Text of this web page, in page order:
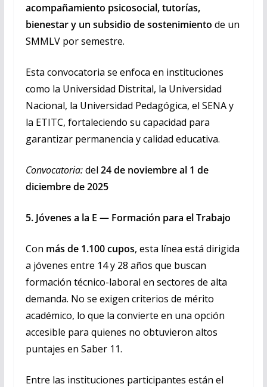
acompañamiento psicosocial, tutorías,
bienestar y un subsidio de sostenimiento de un
SMMLV por semestre.
Esta convocatoria se enfoca en instituciones
como la Universidad Distrital, la Universidad
Nacional, la Universidad Pedagógica, el SENA y
la ETITC, fortaleciendo su capacidad para
garantizar permanencia y calidad educativa.
Convocatoria:del 24 de noviembre al 1 de
diciembre de 2025
5. Jóvenes a la E — Formación para el Trabajo
Con más de 1.100 cupos, esta línea está dirigida
a jóvenes entre 14 y 28 años que buscan
formación técnico-laboral en sectores de alta
demanda. No se exigen criterios de mérito
académico, lo que la convierte en una opción
accesible para quienes no obtuvieron altos
puntajes en Saber 11.
Entre las instituciones participantes están el